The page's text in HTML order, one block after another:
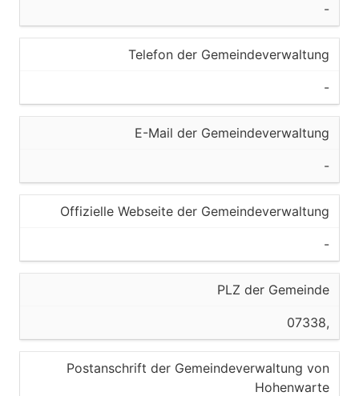
-
Telefon der Gemeindeverwaltung
-
E-Mail der Gemeindeverwaltung
-
Offizielle Webseite der Gemeindeverwaltung
-
PLZ der Gemeinde
07338,
Postanschrift der Gemeindeverwaltung von
Hohenwarte